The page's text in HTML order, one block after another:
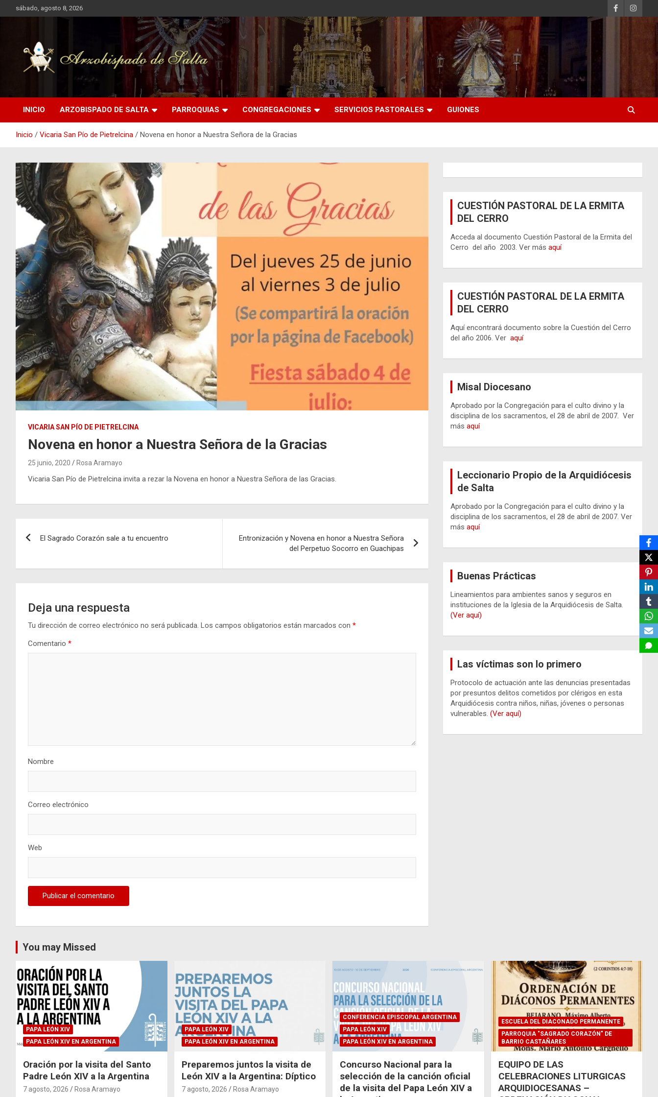
al
sábado, agosto 8, 2026
Arzobispado de Salta
INICIO ARZOBISPADO DE SALTA PARROQUIAS CONGREGACIONES SERVICIOS PASTORALES GUIONES
Inicio Vicaria San Pío de Pietrelcina Novena en honor a Nuestra Señora de la Gracias
VICARIA SAN PÍO DE PIETRELCINA
Novena en honor a Nuestra Señora de la Gracias
25 junio, 2020 Rosa Aramayo
Vicaria San Pío de Pietrelcina invita a rezar la Novena en honor a Nuestra Señora de las Gracias.
entradas
El Sagrado Corazón sale a tu encuentro
Entronización y Novena en honor a Nuestra Señora
del Perpetuo Socorro en Guachipas
Deja una respuesta
Tu dirección de correo electrónico no será publicada. Los campos obligatorios están marcados con *
Comentario *
Nombre
Correo electrónico
Web
CUESTIÓN PASTORAL DE LA ERMITA
DEL CERRO
Acceda al documento Cuestión Pastoral de la Ermita del
Cerro del año 2003. Ver másaquí
CUESTIÓN PASTORAL DE LA ERMITA
DEL CERRO
Aquí encontrará documento sobre la Cuestión del Cerro
del año 2006. Veraquí
Misal Diocesano
Aprobado por la Congregación para el culto divino y la
disciplina de los sacramentos, el 28 de abril de 2007. Ver
másaquí
Leccionario Propio de la Arquidiócesis
de Salta
Aprobado por la Congregación para el culto divino y la
disciplina de los sacramentos, el 28 de abril de 2007. Ver
másaquí
Buenas Prácticas
Lineamientos para ambientes sanos y seguros en
instituciones de la Iglesia de la Arquidiócesis de Salta.
(Ver aquí)
Las víctimas son lo primero
Protocolo de actuación ante las denuncias presentadas
por presuntos delitos cometidos por clérigos en esta
Arquidiócesis contra niños, niñas, jóvenes o personas
vulnerables.(Ver aquí)
You may Missed
PAPA LEÓN XIV
PAPA LEÓN XIV EN ARGENTINA
Oración por la visita del Santo
Padre León XIV a la Argentina
7 agosto, 2026 Rosa Aramayo
PAPA LEÓN XIV
PAPA LEÓN XIV EN ARGENTINA
Preparemos juntos la visita de
León XIV a la Argentina: Díptico
7 agosto, 2026 Rosa Aramayo
CONFERENCIA EPISCOPAL ARGENTINA
PAPA LEÓN XIV
PAPA LEÓN XIV EN ARGENTINA
Concurso Nacional para la
selección de la canción oficial
de la visita del Papa León XIV a
ESCUELA DEL DIACONADO PERMANENTE
PARROQUIA "SAGRADO CORAZÓN" DE
BARRIO CASTAÑARES
EQUIPO DE LAS
CELEBRACIONES LITURGICAS
ARQUIDIOCESANAS –